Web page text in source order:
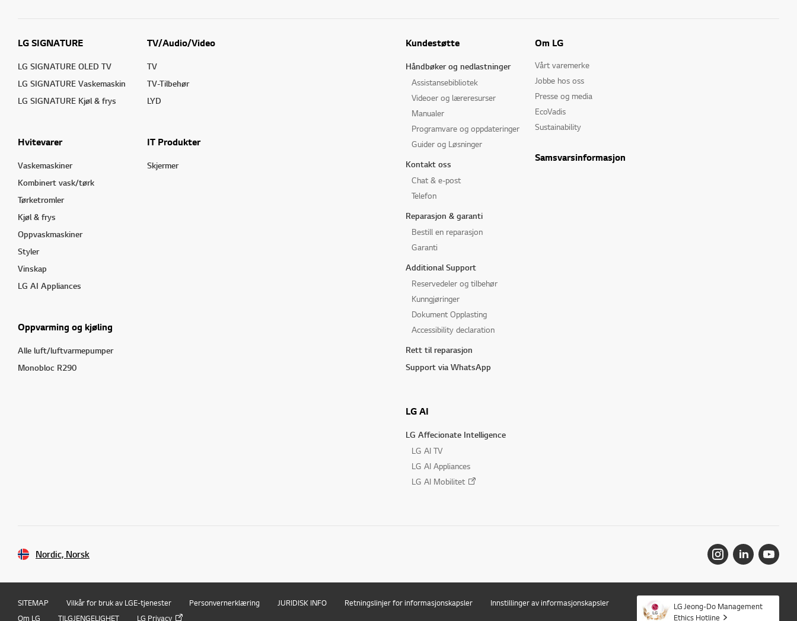
LG SIGNATURE
LG SIGNATURE OLED TV
LG SIGNATURE Vaskemaskin
LG SIGNATURE Kjøl & frys
TV/Audio/Video
TV
TV-Tilbehør
LYD
Hvitevarer
Vaskemaskiner
Kombinert vask/tørk
Tørketromler
Kjøl & frys
Oppvaskmaskiner
Styler
Vinskap
LG AI Appliances
IT Produkter
Skjermer
Oppvarming og kjøling
Alle luft/luftvarmepumper
Monobloc R290
Kundestøtte
Håndbøker og nedlastninger
Assistansebibliotek
Videoer og læreresurser
Manualer
Programvare og oppdateringer
Guider og Løsninger
Kontakt oss
Chat & e-post
Telefon
Reparasjon & garanti
Bestill en reparasjon
Garanti
Additional Support
Reservedeler og tilbehør
Kunngjøringer
Dokument Opplasting
Accessibility declaration
Rett til reparasjon
Support via WhatsApp
LG AI
LG Affecionate Intelligence
LG AI TV
LG AI Appliances
LG AI Mobilitet
Om LG
Vårt varemerke
Jobbe hos oss
Presse og media
EcoVadis
Sustainability
Samsvarsinformasjon
Nordic, Norsk
SITEMAP Vilkår for bruk av LGE-tjenester Personvernerklæring JURIDISK INFO Retningslinjer for informasjonskapsler
Innstillinger av informasjonskapsler
Om LG
TILGJENGELIGHET LG Privacy
LG Jeong-Do Management
Ethics Hotline